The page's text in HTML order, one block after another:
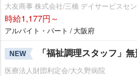
大友商事 株式会社/三橋 デイサービスセ
時給1,177円～
アルバイト・パート / 大阪府
NEW 「福祉調理スタッフ」
医療法人財団利定会/大久野病院